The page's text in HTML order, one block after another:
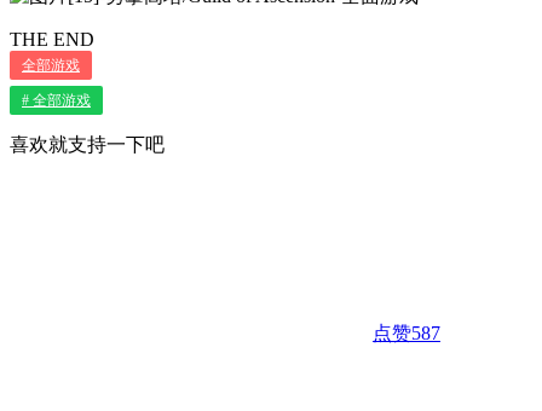
THE END
全部游戏
# 全部游戏
喜欢就支持一下吧
点赞587